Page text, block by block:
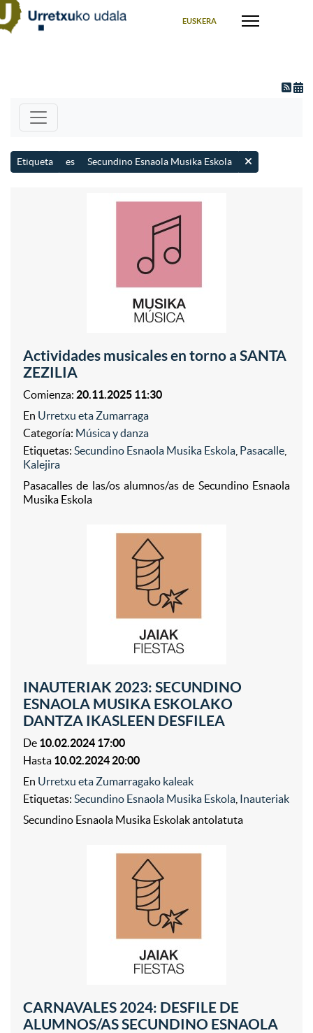
EUSKERA
Etiqueta es Secundino Esnaola Musika Eskola
Actividades musicales en torno a SANTA
ZEZILIA
Comienza: 20.11.2025 11:30
En Urretxu eta Zumarraga
Categoría: Música y danza
Etiquetas: Secundino Esnaola Musika Eskola Pasacalle
Kalejira
Pasacalles de las/os alumnos/as de Secundino Esnaola
Musika Eskola
INAUTERIAK 2023: SECUNDINO
ESNAOLA MUSIKA ESKOLAKO
DANTZA IKASLEEN DESFILEA
De 10.02.2024 17:00
Hasta 10.02.2024 20:00
En Urretxu eta Zumarragako kaleak
Etiquetas: Secundino Esnaola Musika Eskola Inauteriak
Secundino Esnaola Musika Eskolak antolatuta
CARNAVALES 2024: DESFILE DE
ALUMNOS/AS SECUNDINO ESNAOLA